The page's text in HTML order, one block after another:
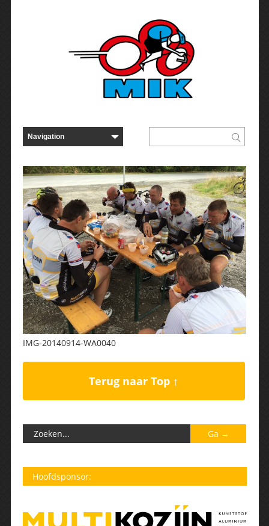
IMG-20140914-WA0040
Terug naar Top ↑
Hoofdsponsor: